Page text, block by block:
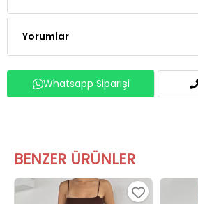
Yorumlar
Whatsapp Siparişi
BENZER ÜRÜNLER